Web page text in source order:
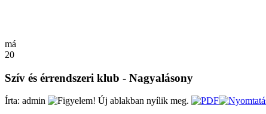
má
20
Szív és érrendszeri klub - Nagyalásony
Írta: admin